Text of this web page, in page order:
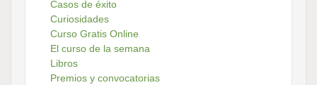
Casos de éxito
Curiosidades
Curso Gratis Online
El curso de la semana
Libros
Premios y convocatorias